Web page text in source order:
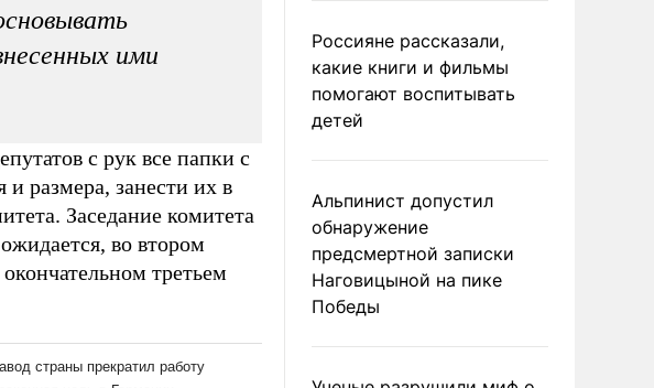
ими
с рук все папки с
размера, занести их в
Заседание комитета
во втором
третьем
Россияне рассказали,
какие книги и фильмы
помогают воспитывать
детей
Альпинист допустил
обнаружение
предсмертной записки
Наговицыной на пике
Победы